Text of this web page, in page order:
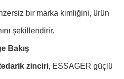
bir marka kimliğini, ürün
şekillendirir.
Bakış
zinciri, ESSAGER güçlü